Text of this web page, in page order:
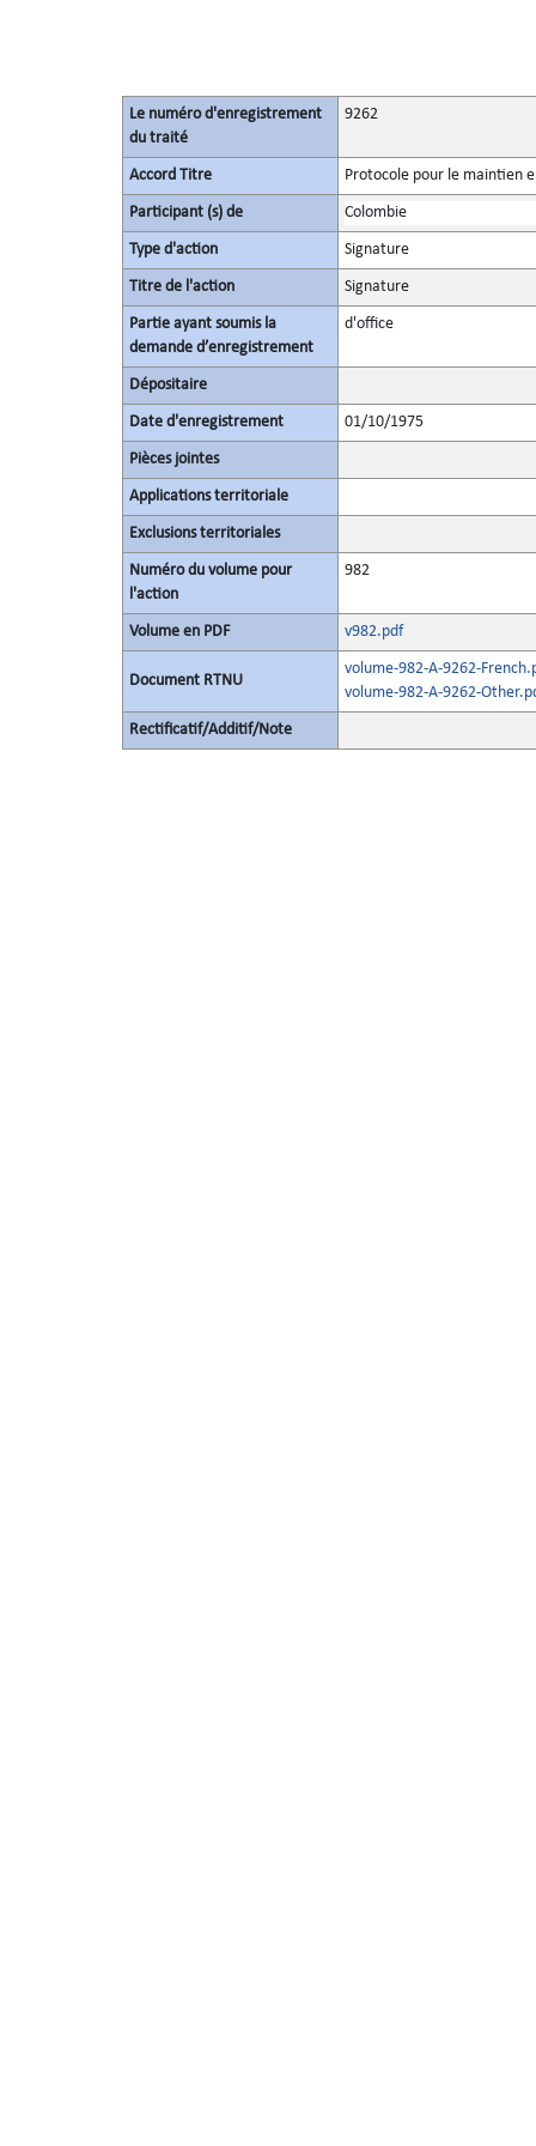
Le numéro d'enregistrement
du traité
9262
Accord Titre Protocole pour le maintien
Participant (s) de Colombie
Type d'action Signature
Titre de l'action Signature
Partie ayant soumis la
demande d’enregistrement
d'office
Dépositaire
Date d'enregistrement 01/10/1975
Pièces jointes
Applications territoriale
Exclusions territoriales
Numéro du volume pour
l'action
982
Volume en PDF v982.pdf
Document RTNU
volume-982-A-9262-
volume-982-A-9262-
Rectificatif/Additif/Note